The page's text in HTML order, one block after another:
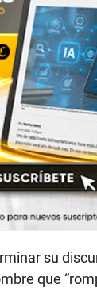
su
que